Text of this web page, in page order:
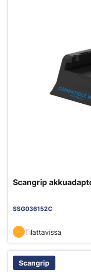
Scangrip
SSG036152C
Tilattavissa
Scangrip